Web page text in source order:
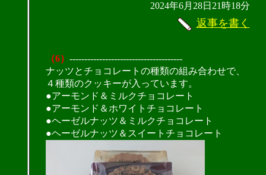
2024年6月28日21時18分
返事を書く
（6） --------------------------------------
ナッツとチョコレートの種類の組み合わせで、
４種類のクッキーが入っています。
●アーモンド＆ミルクチョコレート
●アーモンド＆ホワイトチョコレート
●ヘーゼルナッツ＆ミルクチョコレート
●ヘーゼルナッツ＆スイートチョコレート